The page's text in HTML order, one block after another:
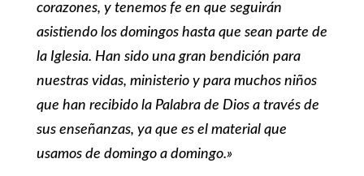
corazones, y tenemos fe en que seguirán
asistiendo los domingos hasta que sean parte de
la Iglesia. Han sido una gran bendición para
nuestras vidas, ministerio y para muchos niños
que han recibido la Palabra de Dios a través de
sus enseñanzas, ya que es el material que
usamos de domingo a domingo.»